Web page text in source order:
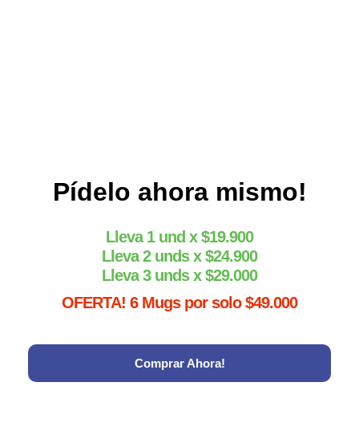
Pídelo ahora mismo!
Lleva 1 und x $19.900
Lleva 2 unds x $24.900
Lleva 3 unds x $29.000
OFERTA! 6 Mugs por solo $49.000
Comprar Ahora!